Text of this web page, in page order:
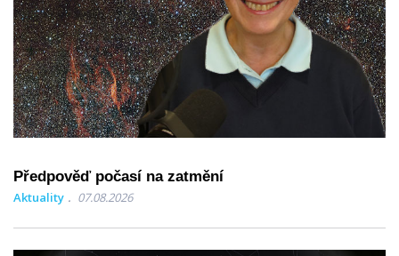
Předpověď počasí na zatmění
Aktuality 07.08.2026